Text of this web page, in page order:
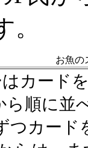
お魚の
カード
ら順に並
つカー